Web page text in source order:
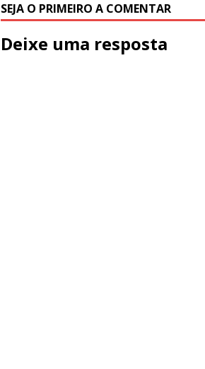
SEJA O PRIMEIRO A COMENTAR
Deixe uma resposta